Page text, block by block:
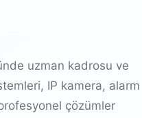
uzman kadrosu ve
IP kamera, alarm
çözümler